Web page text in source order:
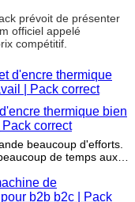
prévoit de présenter
officiel appelé
compétitif.
thermique bien
correct
beaucoup d'efforts.
de temps aux